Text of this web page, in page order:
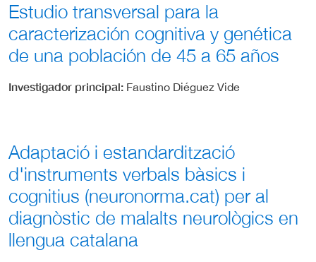
Estudio transversal para la
caracterización cognitiva y genética
de una población de 45 a 65 años
Investigador principal Faustino Diéguez Vide
Adaptació i estandardització
d'instruments verbals bàsics i
cognitius (neuronorma.cat) per al
diagnòstic de malalts neurològics en
llengua catalana